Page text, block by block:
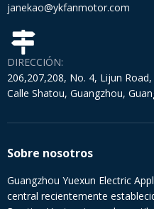
janekao@ykfanmotor.com
DIRECCIÓN:
206,207,208, No. 4, Lijun
Calle Shatou, Guangzhou,
Sobre nosotros
Guangzhou Yuexun Electric
central recientemente